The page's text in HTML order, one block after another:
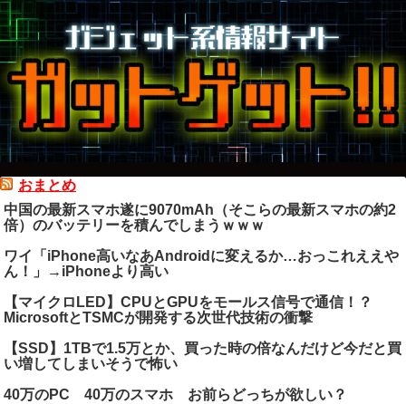
おまとめ
中国の最新スマホ遂に9070mAh（そこらの最新スマホの約2
倍）のバッテリーを積んでしまうｗｗｗ
ワイ「iPhone高いなあAndroidに変えるか…おっこれええや
ん！」→iPhoneより高い
【マイクロLED】CPUとGPUをモールス信号で通信！？
MicrosoftとTSMCが開発する次世代技術の衝撃
【SSD】1TBで1.5万とか、買った時の倍なんだけど今だと買
い増してしまいそうで怖い
40万のPC 40万のスマホ お前らどっちが欲しい？